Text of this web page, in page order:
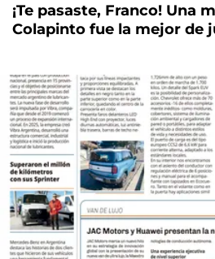
¡Te pasaste, Franco! Una
Colapinto fue la mejor de